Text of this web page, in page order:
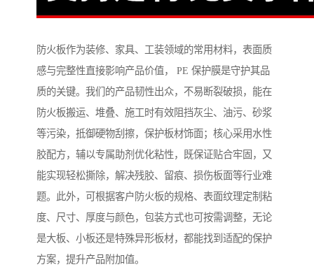
防火板作为装修、家具、工装领域的常用材料，表面质
感与完整性直接影响产品价值， PE 保护膜是守护其品
质的关键。我们的产品韧性出众，不易断裂破损，能在
防火板搬运、堆叠、施工时有效阻挡灰尘、油污、砂浆
等污染，抵御硬物刮擦，保护板材饰面；核心采用水性
胶配方，辅以专属助剂优化粘性，既保证贴合牢固，又
能实现轻松撕除，解决残胶、留痕、损伤板面等行业难
题。此外，可根据客户防火板的规格、表面纹理定制粘
度、尺寸、厚度与颜色，包装方式也可按需调整，无论
是大板、小板还是特殊异形板材，都能找到适配的保护
方案，提升产品附加值。